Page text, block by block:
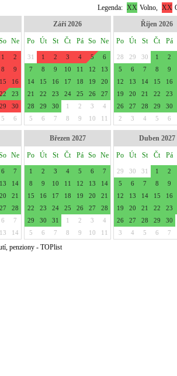
Legenda: XX Volno, XX
Ne
1
2
8
9
15
16
22
23
29
30
5 6
Září 2026
Po Út St Čt Pá So Ne
31 1 2 3 4 5
6
7
8 9 10 11 12
13
14
15 16 17 18 19
20
21
22 23 24 25 26
27
28
29 30 1 2 3
4
5
6 7 8 9 10 11
Říjen 2026
Po Út St Čt Pá
28 29 30 1
2
5
6 7 8
9
12
13 14 15
16
19
20 21 22
23
26
27 28 29
30
2
3 4 5 6
Ne
6
7
13
14
20
21
27
28
6
7
13 14
Březen 2027
Po Út St Čt Pá So Ne
1 2 3 4 5 6
7
8
9 10 11 12 13
14
15
16 17 18 19 20
21
22
23 24 25 26 27
28
29
30 31 1 2 3
4
5
6 7 8 9 10 11
Duben 2027
Po Út St Čt Pá
29 30 31 1
2
5
6 7 8
9
12
13 14 15
16
19
20 21 22
23
26
27 28 29
30
3
4 5 6 7